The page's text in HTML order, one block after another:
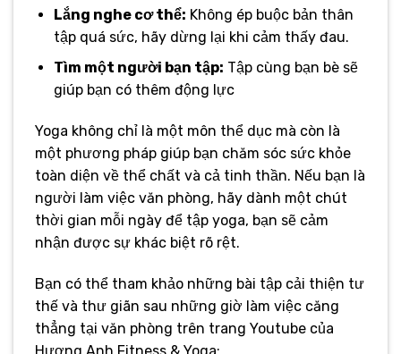
Lắng nghe cơ thể: Không ép buộc bản thân
tập quá sức, hãy dừng lại khi cảm thấy đau.
Tìm một người bạn tập: Tập cùng bạn bè sẽ
giúp bạn có thêm động lực
Yoga không chỉ là một môn thể dục mà còn là
một phương pháp giúp bạn chăm sóc sức khỏe
toàn diện về thể chất và cả tinh thần. Nếu bạn là
người làm việc văn phòng, hãy dành một chút
thời gian mỗi ngày để tập yoga, bạn sẽ cảm
nhận được sự khác biệt rõ rệt.
Bạn có thể tham khảo những bài tập cải thiện tư
thế và thư giãn sau những giờ làm việc căng
thẳng tại văn phòng trên trang Youtube của